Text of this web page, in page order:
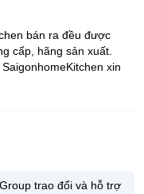
bán ra đều được
cấp, hãng sản xuất.
xin
Group trao đổi và hỗ trợ